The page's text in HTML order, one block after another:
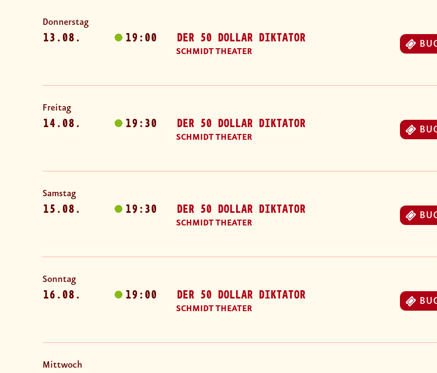
Donnerstag
13.08. 19:00 DER 50 DOLLAR DIKTATOR
SCHMIDT THEATER
Freitag
14.08. 19:30 DER 50 DOLLAR DIKTATOR
SCHMIDT THEATER
Samstag
15.08. 19:30 DER 50 DOLLAR DIKTATOR
SCHMIDT THEATER
Sonntag
16.08. 19:00 DER 50 DOLLAR DIKTATOR
SCHMIDT THEATER
Mittwoch